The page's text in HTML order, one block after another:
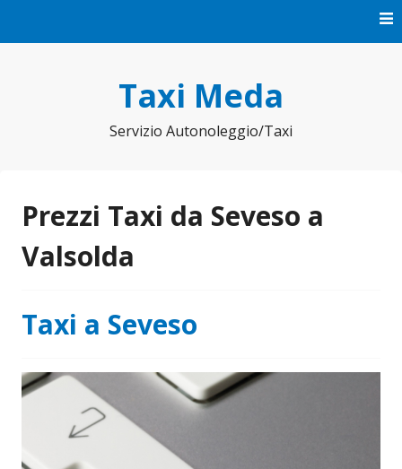
Taxi Meda
Servizio Autonoleggio/Taxi
Prezzi Taxi da Seveso a
Valsolda
Taxi a Seveso